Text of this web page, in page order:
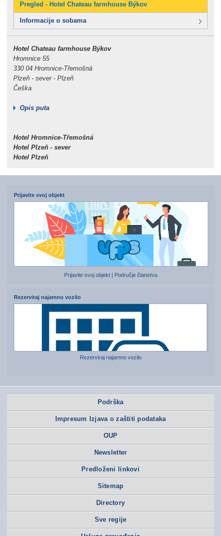
Pregled - Hotel Chateau farmhouse Býkov
Informacije o sobama
Hotel Chateau farmhouse Býkov
Hromnice 55
330 04 Hromnice-Třemošná
Plzeň - sever - Plzeň
Češka
Opis puta
Hotel Hromnice-Třemošná
Hotel Plzeň - sever
Hotel Plzeň
Prijavite svoj objekt
Prijavite svoj objekt Područje članstva
Rezerviraj najamno vozilo
Rezerviraj najamno vozilo
Podrška
Impresum Izjava o zaštiti podataka
OUP
Newsletter
Predloženi linkovi
Sitemap
Directory
Sve regije